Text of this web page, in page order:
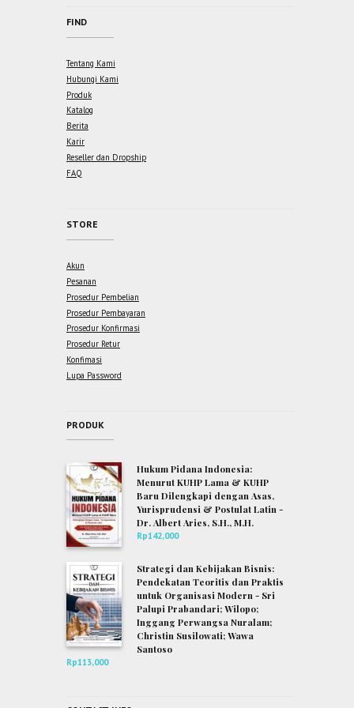
FIND
Tentang Kami
Hubungi Kami
Produk
Katalog
Berita
Karir
Reseller dan Dropship
FAQ
STORE
Akun
Pesanan
Prosedur Pembelian
Prosedur Pembayaran
Prosedur Konfirmasi
Prosedur Retur
Konfimasi
Lupa Password
PRODUK
Hukum Pidana Indonesia:
Menurut KUHP Lama & KUHP
Baru Dilengkapi dengan Asas,
Yurisprudensi & Postulat Latin -
Dr. Albert Aries, S.H., M.H.
Rp142,000
Strategi dan Kebijakan Bisnis:
Pendekatan Teoritis dan Praktis
untuk Organisasi Modern - Sri
Palupi Prabandari; Wilopo;
Inggang Perwangsa Nuralam;
Christin Susilowati; Wawa
Santoso
Rp113,000